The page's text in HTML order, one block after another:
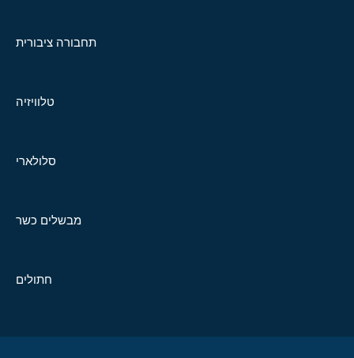
תחבורה ציבורית
טלוויזיה
סלולארי
מבשלים כשר
חתולים